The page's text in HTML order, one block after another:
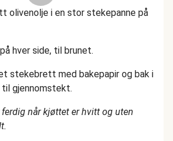
olivenolje i en stor stekepanne på
hver side, til brunet.
stekebrett med bakepapir og bak i
til gjennomstekt.
når kjøttet er hvitt og uten